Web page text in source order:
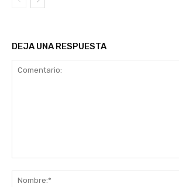
DEJA UNA RESPUESTA